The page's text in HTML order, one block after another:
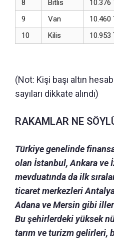
8
Bitlis
10.376
9
Van
10.460
10
Kilis 10.953
(Not: Kişi başı altın
sayıları dikkate alındı)
RAKAMLAR NE
Türkiye genelinde
olan İstanbul, Ankara ve
mevduatında da ilk
ticaret merkezleri
Adana ve Mersin gibi iller
Bu şehirlerdeki yüksek
tarım ve turizm gelirleri,